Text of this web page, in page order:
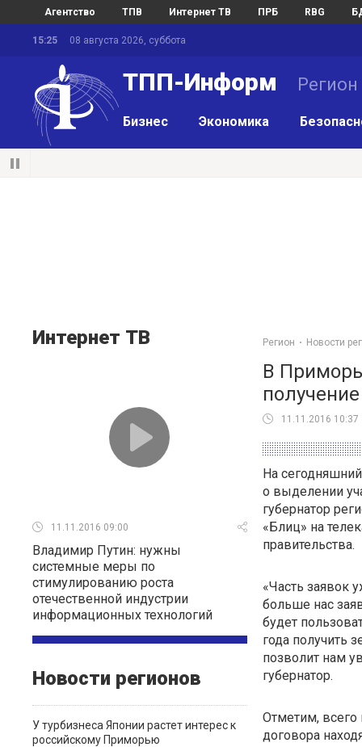
Агентство ТПВ Интернет ТВ ПРБ RBG
15:25 08 августа 2026, суббота
ТПП-Информ Регион
Бизнес Экономика
Интернет ТВ
11.11.2016 09:00
Владимир Путин: нужны
системные меры по
стимулированию роста
отечественной индустрии
информационных технологий
Новости регионов
У турбизнеса Японии растет интерес к
российскому Приморью
Регион Новости
В
11.11.2016 10:37
На
о выделении
губернатор
«Блиц» на
правительства.
«Часть заявок
больше нас
будет
года получить
позволит нам
губернатор.
Отметим, всего
договора